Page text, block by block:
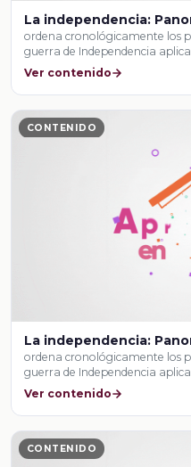
La independencia:
ordena cronológicamente los
guerra de Independencia
Ver contenido
CONTENIDO
La independencia:
ordena cronológicamente los
guerra de Independencia
Ver contenido
CONTENIDO